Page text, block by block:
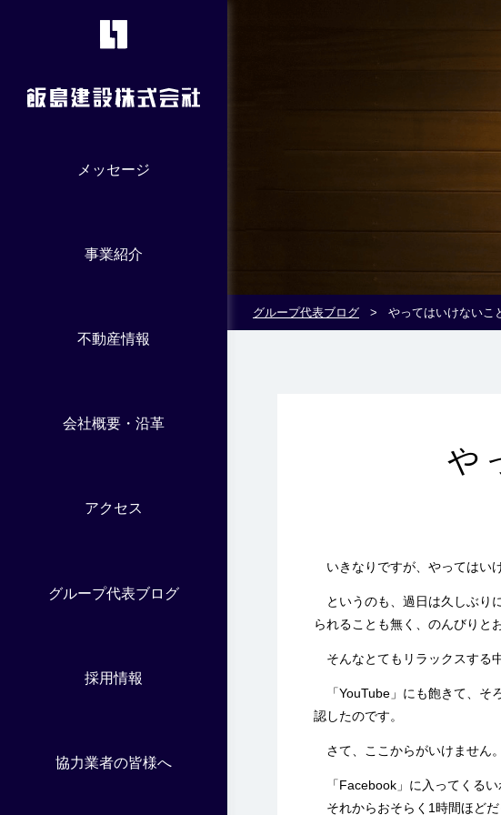
メッセージ
事業紹介
不動産情報
会社概要・沿革
アクセス
グループ代表ブログ
採用情報
協力業者の皆様へ
グループ代表ブログ > やってはいけないこ
や
いきなりですが、やってはい
というのも、過日は久しぶり
られることも無く、のんびりと
そんなとてもリラックスする
「YouTube」にも飽きて、そ
認したのです。
さて、ここからがいけません。
「Facebook」に入ってくるい
それからおそらく1時間ほどだ